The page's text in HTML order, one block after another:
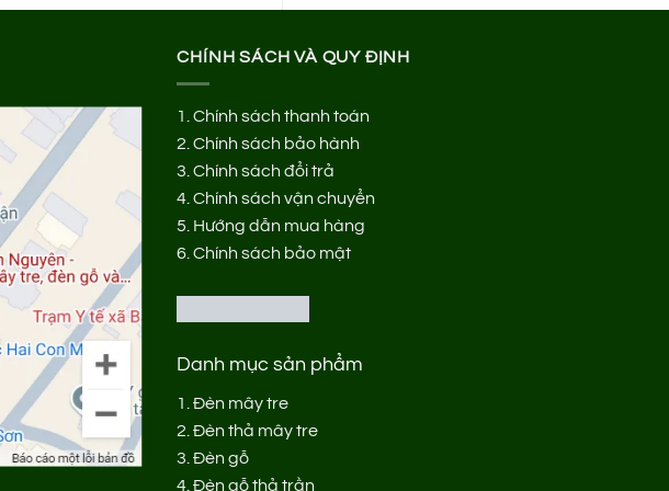
CHÍNH SÁCH VÀ QUY ĐỊNH
1.Chính sách thanh toán
2.Chính sách bảo hành
3.Chính sách đổi trả
4.Chính sách vận chuyển
5. Hướng dẫn mua hàng
6.Chính sách bảo mật
Danh mục sản phẩm
1.Đèn mây tre
2.Đèn thả mây tre
3.Đèn gỗ
4.Đèn gỗ thả trần